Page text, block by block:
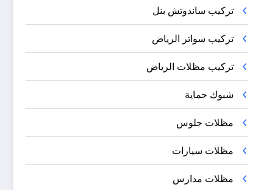
تركيب ساندوتش بنل
تركيب سواتر الرياض
تركيب مظلات الرياض
شبوك حماية
مظلات جلوس
مظلات سيارات
مظلات مدارس